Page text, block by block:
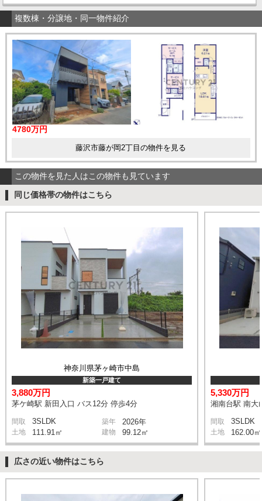
複数棟・分譲地・同一物件紹介
4780万円
藤沢市藤が岡2丁目の物件を見る
この物件を見た人はこの物件も見ています
同じ価格帯の物件はこちら
神奈川県茅ヶ崎市中島
新築一戸建て
3,880万円
茅ケ崎駅 新田入口 バス12分 停歩4分
間取 3SLDK 築年 2026年
土地 111.91㎡ 建物 99.12㎡
5,330万円
湘南台駅 南大
間取 3SLDK
土地 162.00㎡
広さの近い物件はこちら